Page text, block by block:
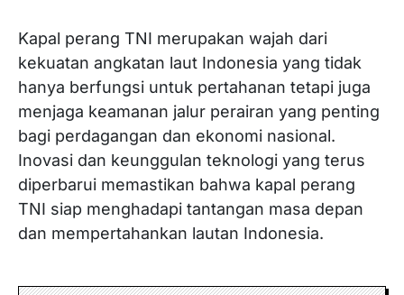
Kapal perang TNI merupakan wajah dari
kekuatan angkatan laut Indonesia yang tidak
hanya berfungsi untuk pertahanan tetapi juga
menjaga keamanan jalur perairan yang penting
bagi perdagangan dan ekonomi nasional.
Inovasi dan keunggulan teknologi yang terus
diperbarui memastikan bahwa kapal perang
TNI siap menghadapi tantangan masa depan
dan mempertahankan lautan Indonesia.